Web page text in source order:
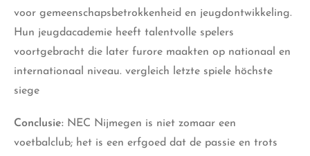
voor gemeenschapsbetrokkenheid en jeugdontwikkeling.
Hun jeugdacademie heeft talentvolle spelers
voortgebracht die later furore maakten op nationaal en
internationaal niveau. vergleich letzte spiele höchste
siege
Conclusie: NEC Nijmegen is niet zomaar een
voetbalclub; het is een erfgoed dat de passie en trots